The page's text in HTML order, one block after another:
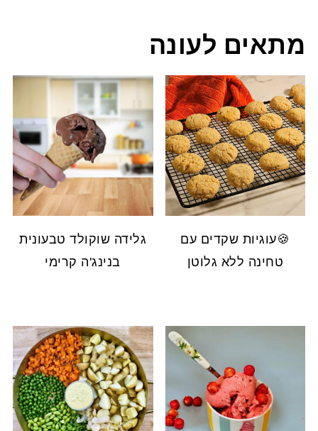
מתאים לעונה
🍪עוגיות שקדים עם
טחינה ללא גלוטן
גלידה שוקולד טבעונית
בנינג'ה קרימי